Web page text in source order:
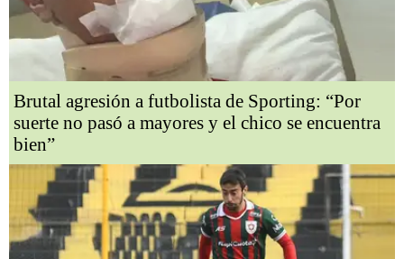
Brutal agresión a futbolista de Sporting: “Por
suerte no pasó a mayores y el chico se encuentra
bien”